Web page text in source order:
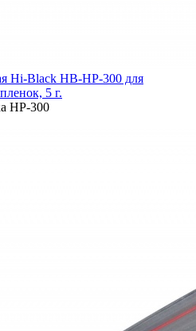
Hi-Black HB-HP-300 для
5 г.
HP-300